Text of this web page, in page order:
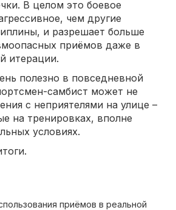
В целом это боевое
чем другие
и разрешает больше
приёмов даже в
итерации.
полезно в повседневной
самбист может не
с неприятелями на улице –
на тренировках, вполне
условиях.
приёмов в реальной